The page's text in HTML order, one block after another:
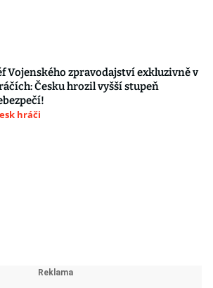
Vojenského zpravodajství exkluzivně v
Česku hrozil vyšší stupeň
hráči